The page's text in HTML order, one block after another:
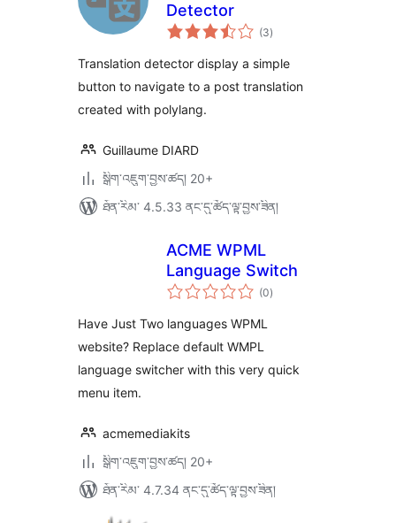
Detector
(3གདེང་
འཇོག་
ཚང་།
)
Translation detector display a simple
button to navigate to a post translation
created with polylang.
Guillaume DIARD
སྒྲིག་འཇུག་བྱས་ཚད། 20+
ཐོན་རིམ་ 4.5.33 ནང་དུ་ཚོད་ལྟ་བྱས་ཟིན།
ACME WPML
Language Switch
(0གདེང་
འཇོག་
)
Have Just Two languages WPML
website? Replace default WMPL
language switcher with this very quick
menu item.
acmemediakits
སྒྲིག་འཇུག་བྱས་ཚད། 20+
ཐོན་རིམ་ 4.7.34 ནང་དུ་ཚོད་ལྟ་བྱས་ཟིན།